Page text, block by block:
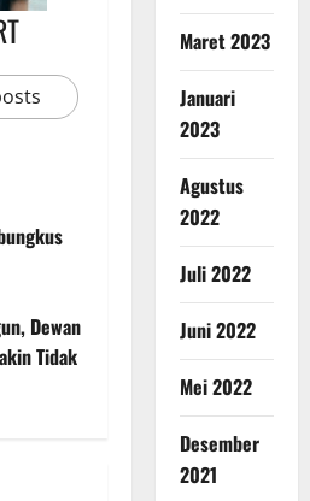
Dewan
Tidak
Maret 2023
Januari
2023
Agustus
2022
Juli 2022
Juni 2022
Mei 2022
Desember
2021